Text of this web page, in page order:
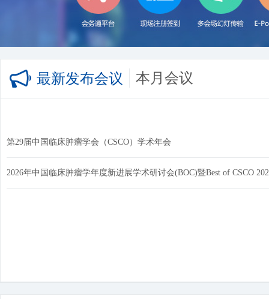
最新发布会议 本月会议
China
第29届中国临床肿瘤学会（CSCO）学术年会